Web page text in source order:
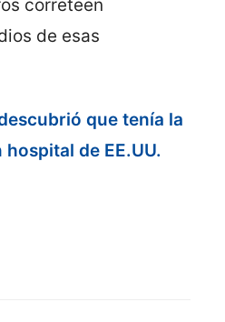
correteen
de esas
que tenía la
de EE.UU.